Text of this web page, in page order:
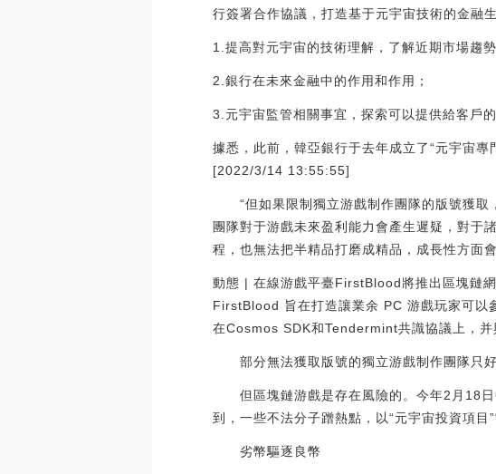
行簽署合作協議，打造基于元宇宙技術的金融
1.提高對元宇宙的技術理解，了解近期市場趨勢
2.銀行在未來金融中的作用和作用；
3.元宇宙監管相關事宜，探索可以提供給客戶
據悉，此前，韓亞銀行于去年成立了“元宇宙專
[2022/3/14 13:55:55]
“但如果限制獨立游戲制作團隊的版號獲取
團隊對于游戲未來盈利能力會產生遲疑，對于
程，也無法把半精品打磨成精品，成長性方面
動態 | 在線游戲平臺FirstBlood將推出區塊鏈
FirstBlood 旨在打造讓業余 PC 游戲玩家可以
在Cosmos SDK和Tendermint共識協議上，
部分無法獲取版號的獨立游戲制作團隊只好
但區塊鏈游戲是存在風險的。今年2月18日
到，一些不法分子蹭熱點，以“元宇宙投資項目
劣幣驅逐良幣